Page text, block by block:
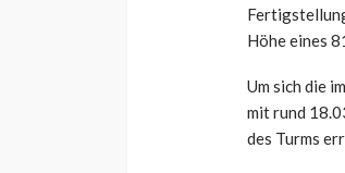
Höhe eines
Um sich die
mit rund
des Turms